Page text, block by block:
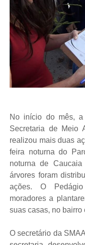
No início do mês,
Secretaria de Meio
realizou mais duas
feira noturna do
noturna de
árvores foram
ações. O
moradores a
suas casas, no bairro
O secretário da